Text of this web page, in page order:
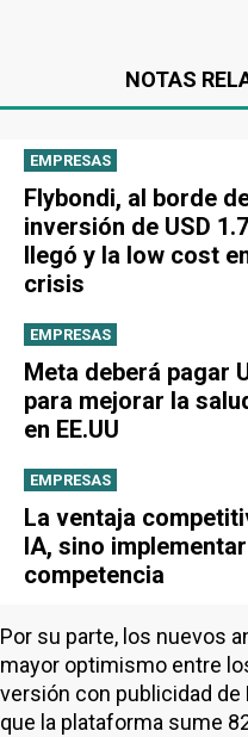
NOTAS
EMPRESAS
Flybondi, al borde
inversión de USD
llegó y la low cost
crisis
EMPRESAS
Meta deberá pagar
para mejorar la
en EE.UU
EMPRESAS
La ventaja
IA, sino
competencia
Por su parte, los nuevos
mayor optimismo entre
versión con publicidad de
que la plataforma sume